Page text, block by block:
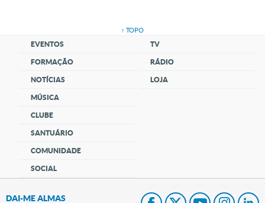
↑ TOPO
EVENTOS
FORMAÇÃO
NOTÍCIAS
MÚSICA
CLUBE
SANTUÁRIO
COMUNIDADE
SOCIAL
TV
RÁDIO
LOJA
DAI-ME ALMAS